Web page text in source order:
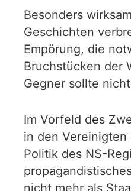
Besonders
Geschichten
Empörung, die
Bruchstücken der
Gegner sollte
Im Vorfeld des
in den
Politik des NS-
nicht mehr als